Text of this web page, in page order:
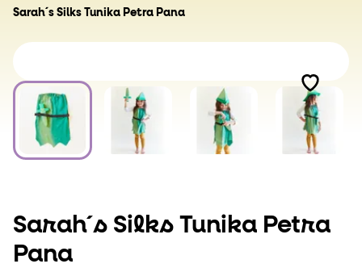
Sarah´s Silks Tunika Petra Pana
Sarah´s Silks Tunika Petra
Pana